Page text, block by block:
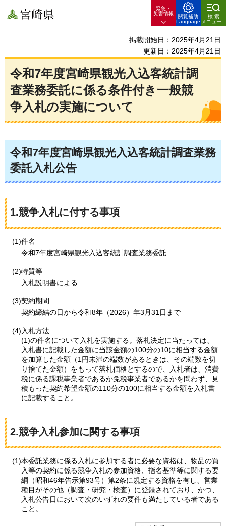
宮崎県
緊急・
災害情報
閲覧補助
Language
検索
メニュー
掲載開始日：2025年4月21日
更新日：2025年4月21日
令和7年度宮崎県観光入込客統計調
査業務委託に係る条件付き一般競
争入札の実施について
令和7年度宮崎県観光入込客統計調査業務
委託入札公告
1.競争入札に付する事項
(1)件名
令和7年度宮崎県観光入込客統計調査業務委託
(2)特質等
入札説明書による
(3)契約期間
契約締結の日から令和8年（2026）年3月31日まで
(4)入札方法
(1)の件名について入札を実施する。落札決定に当たっては、
入札書に記載した金額に当該金額の100分の10に相当する金額
を加算した金額（1円未満の端数があるときは、その端数を切
り捨てた金額）をもって落札価格とするので、入札者は、消費
税に係る課税事業者であるか免税事業者であるかを問わず、見
積もった契約希望金額の110分の100に相当する金額を入札書
に記載すること。
2.競争入札参加に関する事項
(1)本委託業務に係る入札に参加する者に必要な資格は、物品の買
入等の契約に係る競争入札の参加資格、指名基準等に関する要
綱（昭和46年告示第93号）第2条に規定する資格を有し、営業
種目がその他（調査・研究・検査）に登録されており、かつ、
入札公告日において次のいずれの要件も満たしている者である
こと。